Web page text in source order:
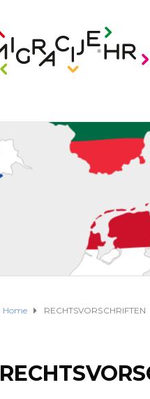
Home RECHTSVORSCHRIFTEN